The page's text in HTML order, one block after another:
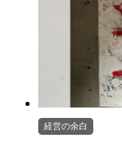
経営の余白